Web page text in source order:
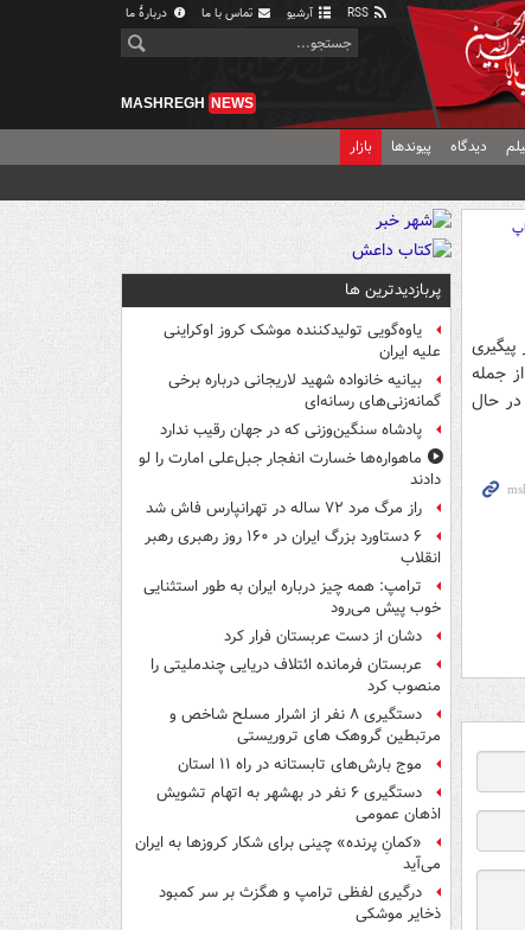
آرشیو تماس با ما دربارهٔ ما
MASHREGH NEWS
دیدگاه پیوندها بازار
جمله
در حال
پربازدیدترین ها
یاوه‌گویی تولیدکننده موشک کروز اوکراینی
علیه ایران
بیانیه خانواده شهید لاریجانی درباره برخی
گمانه‌زنی‌های رسانه‌ای
پادشاه سنگین‌وزنی که در جهان رقیب ندارد
ماهواره‌ها خسارت انفجار جبل‌علی امارت را لو
دادند
راز مرگ مرد ۷۲ ساله در تهرانپارس فاش شد
۶ دستاورد بزرگ ایران در ۱۶۰ روز رهبری رهبر
انقلاب
ترامپ: همه چیز درباره ایران به طور استثنایی
خوب پیش می‌رود
دشان از دست عربستان فرار کرد
عربستان فرمانده ائتلاف دریایی چندملیتی را
منصوب کرد
دستگیری ۸ نفر از اشرار مسلح شاخص و
مرتبطین گروهک های تروریستی
موج بارش‌های تابستانه در راه ۱۱ استان
دستگیری ۶ نفر در بهشهر به اتهام تشویش
اذهان عمومی
«کمانِ پرنده» چینی برای شکار کروزها به ایران
می‌آید
درگیری لفظی ترامپ و هگزث بر سر کمبود
ذخایر موشکی